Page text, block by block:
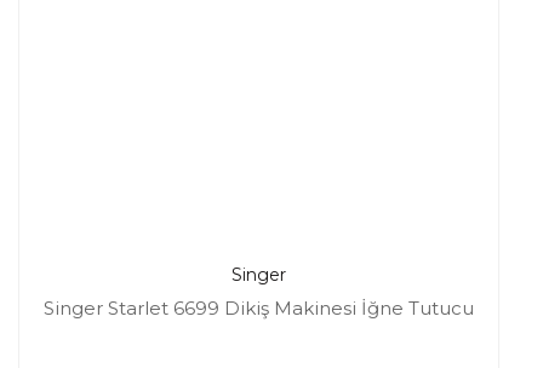
Singer
Singer Starlet 6699 Dikiş Makinesi İğne Tutucu